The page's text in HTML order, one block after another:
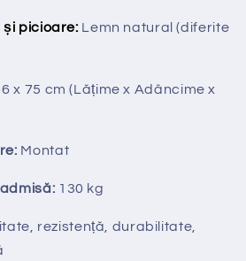
picioare: Lemn natural (diferite
x 75 cm(Lățime x Adâncime x
Montat
130 kg
rezistență, durabilitate,